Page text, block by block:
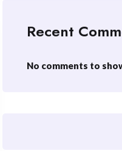
Recent
No comments to